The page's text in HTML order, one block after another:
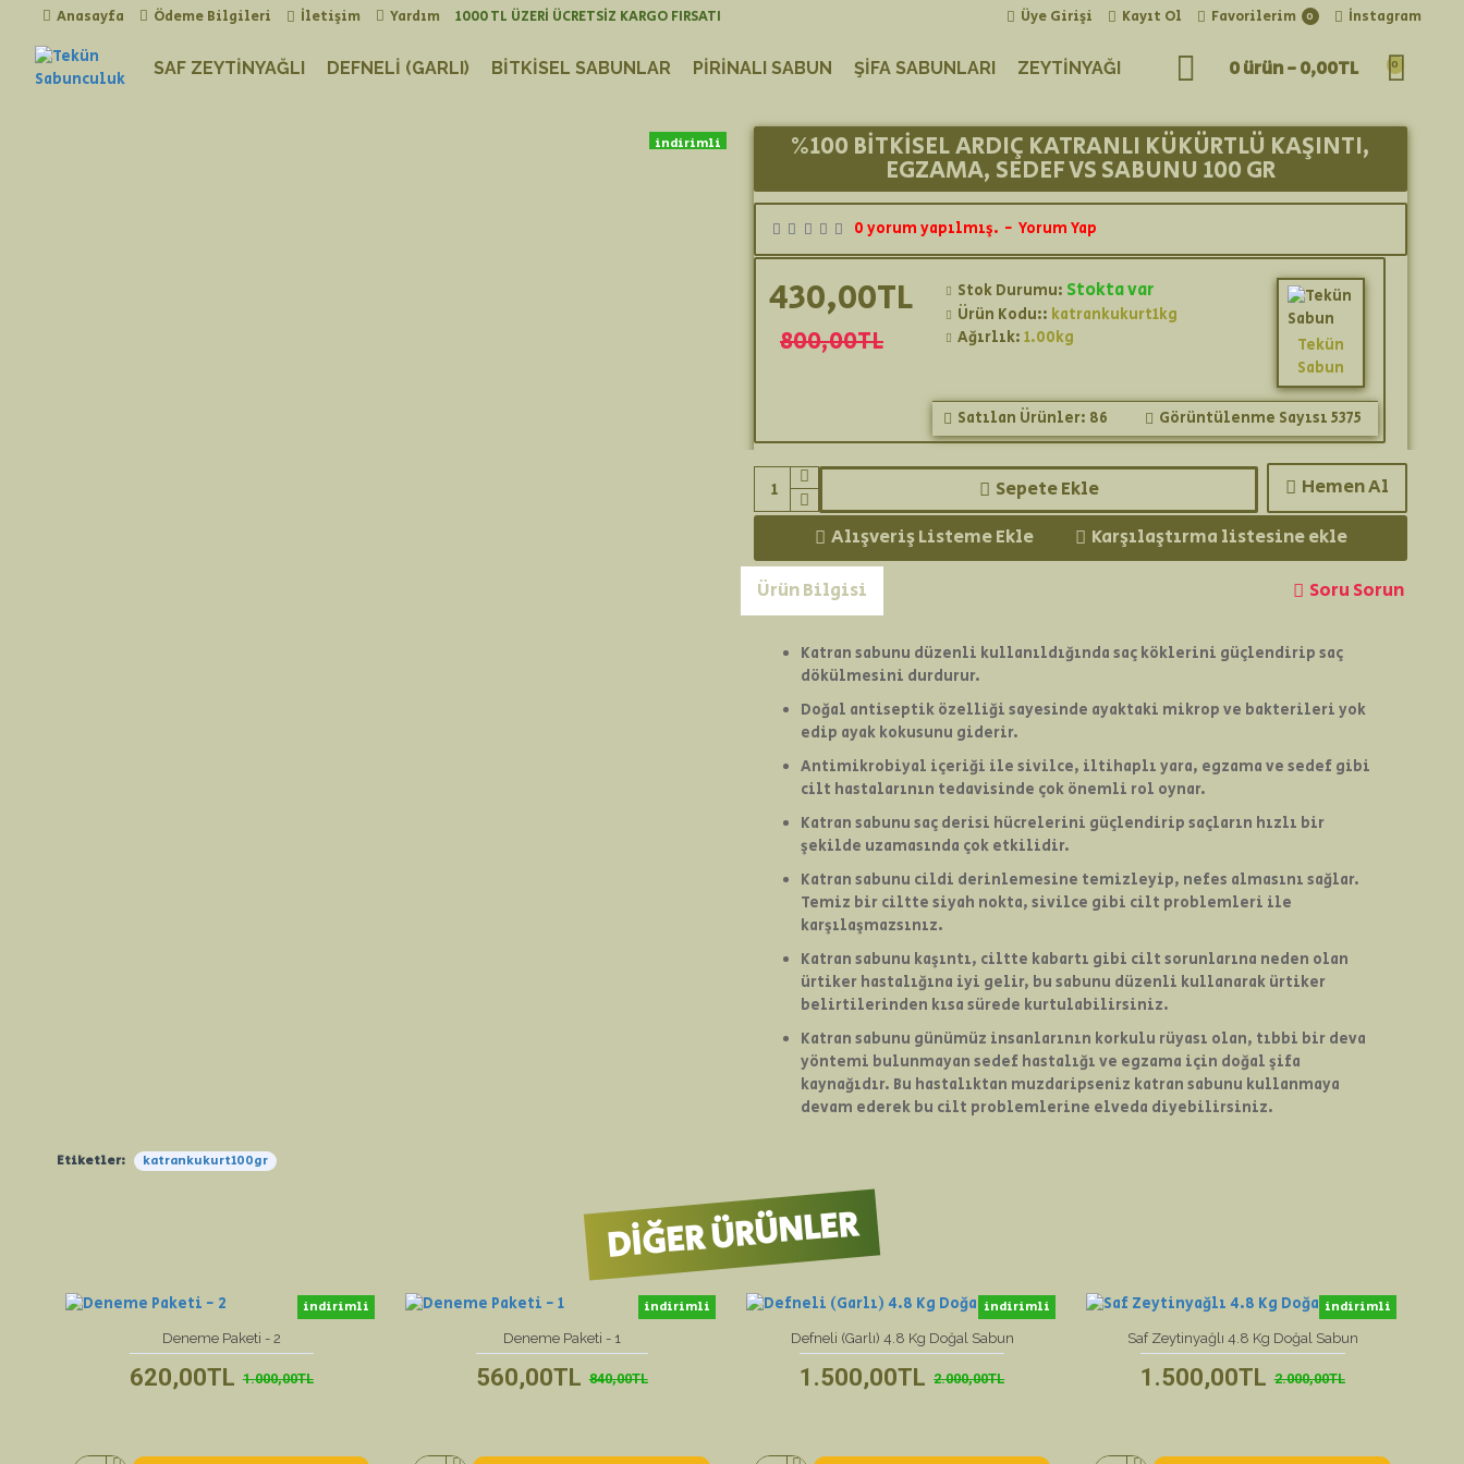
Anasayfa Ödeme Bilgileri İletişim Yardım 1000 TL ÜZERİ ÜCRETSİZ KARGO FIRSATI Üye Girişi Kayıt Ol Favorilerim 0 İnstagram
SAF ZEYTINYAĞLI DEFNELI (GARLI) BITKISEL SABUNLAR PIRINALI SABUN ŞIFA SABUNLARI ZEYTINYAĞI 0 ürün - 0,00TL 0
indirimli
%100 BITKISEL ARDIÇ KATRANLI KÜKÜRTLÜ KAŞINTI,
EGZAMA, SEDEF VS SABUNU 100 GR
0 yorum yapılmış. - Yorum Yap
430,00TL
800,00TL
Stok Durumu: Stokta var
Ürün Kodu:: katrankukurt1kg
Ağırlık: 1.00kg
Tekün
Sabun
Satılan Ürünler: 86 Görüntülenme Sayısı 5375
Sepete Ekle
Hemen Al
Alışveriş Listeme Ekle
Karşılaştırma listesine ekle
Ürün Bilgisi Soru Sorun
Katran sabunu düzenli kullanıldığında saç köklerini güçlendirip saç
dökülmesini durdurur.
Doğal antiseptik özelliği sayesinde ayaktaki mikrop ve bakterileri yok
edip ayak kokusunu giderir.
Antimikrobiyal içeriği ile sivilce, iltihaplı yara, egzama ve sedef gibi
cilt hastalarının tedavisinde çok önemli rol oynar.
Katran sabunu saç derisi hücrelerini güçlendirip saçların hızlı bir
şekilde uzamasında çok etkilidir.
Katran sabunu cildi derinlemesine temizleyip, nefes almasını sağlar.
Temiz bir ciltte siyah nokta, sivilce gibi cilt problemleri ile
karşılaşmazsınız.
Katran sabunu kaşıntı, ciltte kabartı gibi cilt sorunlarına neden olan
ürtiker hastalığına iyi gelir, bu sabunu düzenli kullanarak ürtiker
belirtilerinden kısa sürede kurtulabilirsiniz.
Katran sabunu günümüz insanlarının korkulu rüyası olan, tıbbi bir deva
yöntemi bulunmayan sedef hastalığı ve egzama için doğal şifa
kaynağıdır. Bu hastalıktan muzdaripseniz katran sabunu kullanmaya
devam ederek bu cilt problemlerine elveda diyebilirsiniz.
Etiketler: katrankukurt100gr
DIĞER ÜRÜNLER
indirimli
Deneme Paketi - 2
620,00TL 1.000,00TL
indirimli
Deneme Paketi - 1
560,00TL 840,00TL
indirimli
yeni ürün
Defneli (Garlı) 4.8 Kg Doğal Sabun
1.500,00TL 2.000,00TL
indirimli
Saf Zeytinyağlı 4.8 Kg Doğal Sabun
1.500,00TL 2.000,00TL